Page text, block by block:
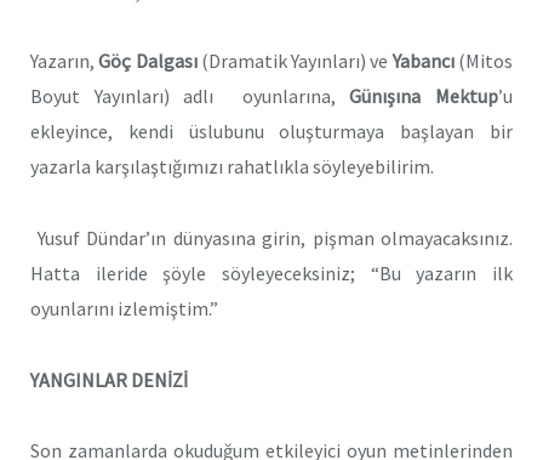
Yazarın,Göç Dalgası (Dramatik Yayınları) ve Yabancı (Mitos
Boyut Yayınları) adlı oyunlarına,Günışına Mektup’u
ekleyince, kendi üslubunu oluşturmaya başlayan bir
yazarla karşılaştığımızı rahatlıkla söyleyebilirim.
Yusuf Dündar’ın dünyasına girin, pişman olmayacaksınız.
Hatta ileride şöyle söyleyeceksiniz; “Bu yazarın ilk
oyunlarını izlemiştim.”
YANGINLAR DENİZİ
Son zamanlarda okuduğum etkileyici oyun metinlerinden